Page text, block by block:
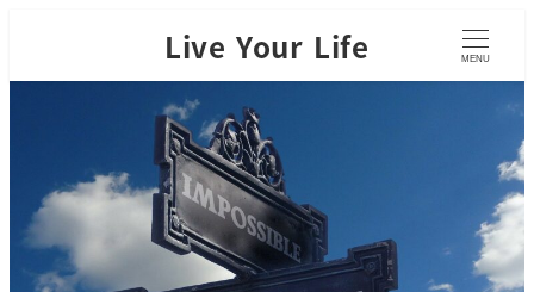
Live Your Life MENU